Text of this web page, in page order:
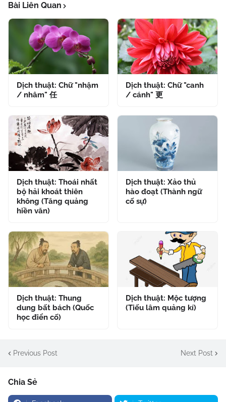
Bài Liên Quan
Dịch thuật: Chữ "nhậm
/ nhâm" 任
Dịch thuật: Chữ "canh
/ cánh" 更
Dịch thuật: Thoái nhất
bộ hải khoát thiên
không (Tăng quảng
hiền văn)
Dịch thuật: Xảo thủ
hào đoạt (Thành ngữ
cố sự)
Dịch thuật: Thung
dung bất bách (Quốc
học điển cố)
Dịch thuật: Mộc tượng
(Tiếu lâm quảng kí)
Previous Post Next Post
Chia Sẻ